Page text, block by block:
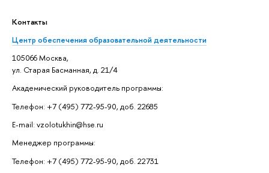
Контакты
Центр обеспечения образовательной деятельности
105066 Москва,
ул. Старая Басманная, д. 21/4
Академический руководитель программы:
Телефон: +7 (495) 772-95-90, доб. 22685
E-mail: vzolotukhin@hse.ru
Менеджер программы:
Телефон: +7 (495) 772-95-90, доб. 22731